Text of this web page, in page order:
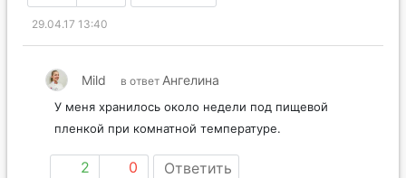
0 0 Ответить
29.04.17 13:40
У меня хранилось около недели под пищевой